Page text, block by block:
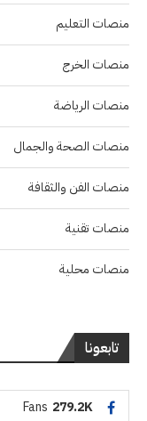
منصات التعليم
منصات الخرج
منصات الرياضة
منصات الصحة والجمال
منصات الفن والثقافة
منصات تقنية
منصات محلية
تابعونا
279.2K
Fans